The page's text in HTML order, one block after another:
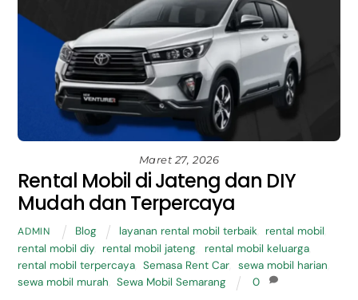
Maret 27, 2026
Rental Mobil di Jateng dan DIY
Mudah dan Terpercaya
ADMIN Blog layanan rental mobil terbaik rental mobil
rental mobil diy
rental mobil jateng rental mobil keluarga,
rental mobil terpercaya
Semasa Rent Car sewa mobil harian
sewa mobil murah
Sewa Mobil Semarang 0